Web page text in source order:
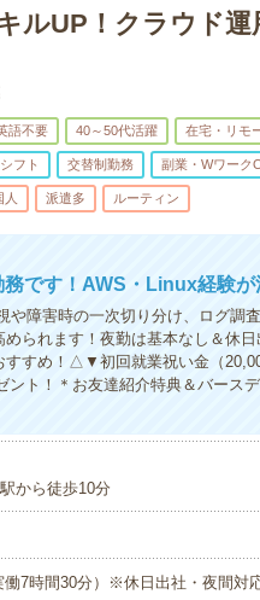
ルUP！クラウド
語不要 40～50代活躍 在宅・リモ
シフト 交替制勤務 副業・Wワーク
人 派遣多 ルーティン
です！AWS・Linux経験が
や障害時の一次切り分け、ログ調
られます！夜勤は基本なし＆休
すすめ！△▼初回就業祝い金（
ント！＊お友達紹介特典＆バース
から徒歩10分
7時間30分）※休日出社・夜間対